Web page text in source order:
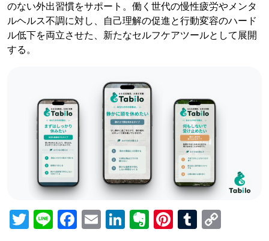
のない外出習慣をサポート。働く世代の慢性疲労やメンタ
ルヘルス不調に対し、自己理解の促進と行動変容のハード
ル低下を両立させた、新たなセルフケアツールとして展開
する。
Twitter
LineFacebook
EmailLinkedIn
Evernote
Pinterest
Tumblr